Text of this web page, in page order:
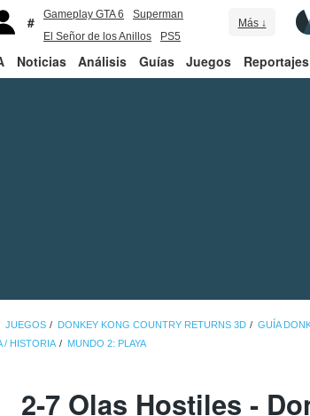
Gameplay GTA 6
Superman
El Señor de los Anillos
PS5
Más ↓
Noticias Análisis Guías Juegos Reportajes
JUEGOS DONKEY KONG COUNTRY RETURNS 3D
GUÍA
/ HISTORIA
MUNDO 2: PLAYA
2-7 Olas Hostiles -